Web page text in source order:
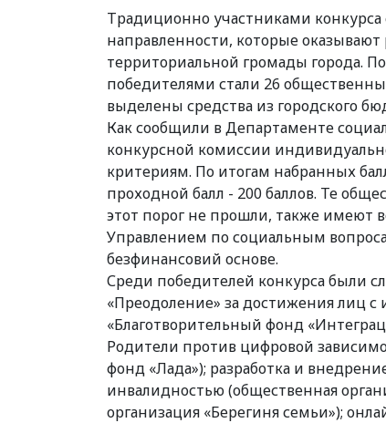
Традиционно участниками
направленности, которые
территориальной громады города.
победителями стали 26
выделены средства из городского
Как сообщили в Департаменте
конкурсной комиссии
критериям. По итогам набранных
проходной балл - 200 баллов. Те
этот порог не прошли, также имеют
Управлением по социальным
безфинансовий основе.
Среди победителей конкурса были
«Преодоление» за достижения лиц с
«Благотворительный фонд
Родители против цифровой
фонд «Лада»); разработка и
инвалидностью (общественная
организация «Берегиня семьи»);